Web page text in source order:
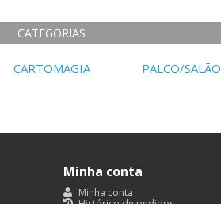
CATEGORIAS
CARTOMAGIA PALCO/SALÃO
Minha conta
Minha conta